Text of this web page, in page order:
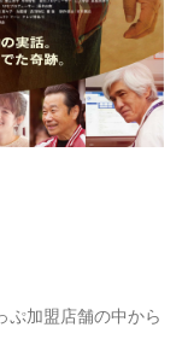
ぷ加盟店舗の中から